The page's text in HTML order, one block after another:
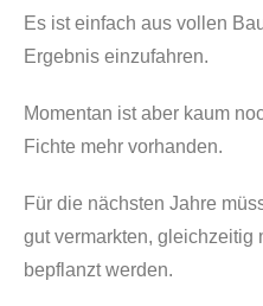
Es ist einfach aus vollen
Ergebnis einzufahren.
Momentan ist aber kaum
Fichte mehr vorhanden.
Für die nächsten Jahre
gut vermarkten, gleichzeitig
bepflanzt werden.